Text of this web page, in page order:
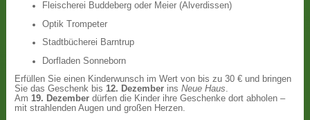
Fleischerei Buddeberg oder Meier (Alverdissen)
Optik Trompeter
Stadtbücherei Barntrup
Dorfladen Sonneborn
Erfüllen Sie einen Kinderwunsch im Wert von bis zu 30 € und bringen
Sie das Geschenk bis12. Dezember insNeue Haus.
Am19. Dezember dürfen die Kinder ihre Geschenke dort abholen –
mit strahlenden Augen und großen Herzen.